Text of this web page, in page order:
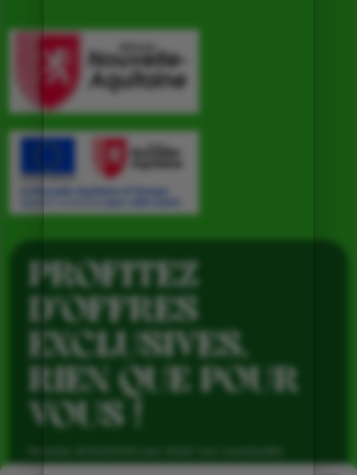
PROFITEZ
D’OFFRES
EXCLUSIVES,
RIEN QUE POUR
VOUS !
avantages réservés aux abonnés et produits de saison,